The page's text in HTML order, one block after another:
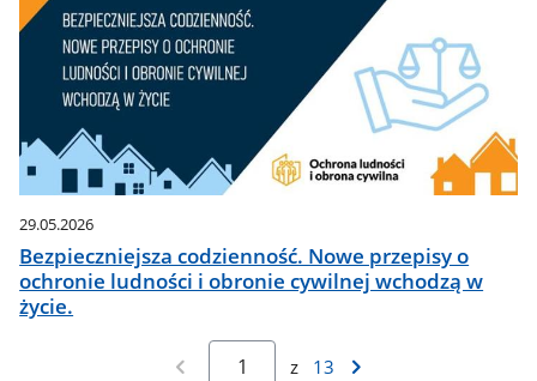
29.05.2026
Bezpieczniejsza codzienność. Nowe przepisy o
ochronie ludności i obronie cywilnej wchodzą w
życie.
z 13